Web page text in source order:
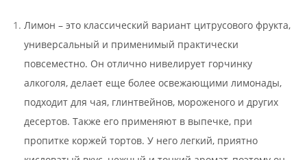
Лимон – это классический вариант цитрусового фрукта,
универсальный и применимый практически
повсеместно. Он отлично нивелирует горчинку
алкоголя, делает еще более освежающими лимонады,
подходит для чая, глинтвейнов, мороженого и других
десертов. Также его применяют в выпечке, при
пропитке коржей тортов. У него легкий, приятно